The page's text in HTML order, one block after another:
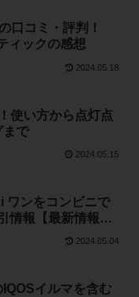
口コミ・評判！
ィックの感想
2024.05.18
使い方から点灯点
まで
2024.05.15
ワンをコンビニで
情報【最新情報ま
2024.05.04
イルマを含む